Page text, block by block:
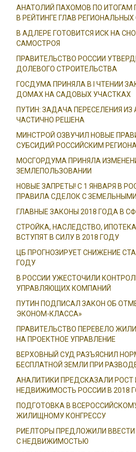
АНАТОЛИЙ ПАХОМОВ ПО ИТОГАМ
В РЕЙТИНГЕ ГЛАВ
В АДЛЕРЕ ГОТОВИТСЯ ИСК НА
САМОСТРОЯ
ПРАВИТЕЛЬСТВО РОССИИ
ДОЛЕВОГО СТРОИТЕЛЬСТВА
ГОСДУМА ПРИНЯЛА В I ЧТЕНИИ
ДОМАХ НА САДОВЫХ УЧАСТКАХ
ПУТИН: ЗАДАЧА ПЕРЕСЕЛЕНИЯ
ЧАСТИЧНО РЕШЕНА
МИНСТРОЙ ОЗВУЧИЛ НОВЫЕ
СУБСИДИЙ РОССИЙСКИМ
МОСГОРДУМА ПРИНЯЛА
ЗЕМЛЕПОЛЬЗОВАНИИ
НОВЫЕ ЗАПРЕТЫ! С 1 ЯНВАРЯ В
ПРАВИЛА СДЕЛОК С
ГЛАВНЫЕ ЗАКОНЫ 2018 ГОДА В
СТРОЙКА, НАСЛЕДСТВО,
ВСТУПЯТ В СИЛУ В 2018 ГОДУ
ЦБ ПРОГНОЗИРУЕТ СНИЖЕНИЕ
ГОДУ
В РОССИИ УЖЕСТОЧИЛИ
УПРАВЛЯЮЩИХ КОМПАНИЙ
ПУТИН ПОДПИСАЛ ЗАКОН ОБ
ЭКОНОМ-КЛАССА»
ПРАВИТЕЛЬСТВО ПЕРЕВЕЛО
НА ПРОЕКТНОЕ УПРАВЛЕНИЕ
ВЕРХОВНЫЙ СУД РАЗЪЯСНИЛ
БЕСПЛАТНОЙ ЗЕМЛИ ПРИ
АНАЛИТИКИ ПРЕДСКАЗАЛИ РОСТ
НЕДВИЖИМОСТЬ РОССИИ В 2018
ПОДГОТОВКА В
ЖИЛИЩНОМУ КОНГРЕССУ
РИЕЛТОРЫ ПРЕДЛОЖИЛИ
С НЕДВИЖИМОСТЬЮ